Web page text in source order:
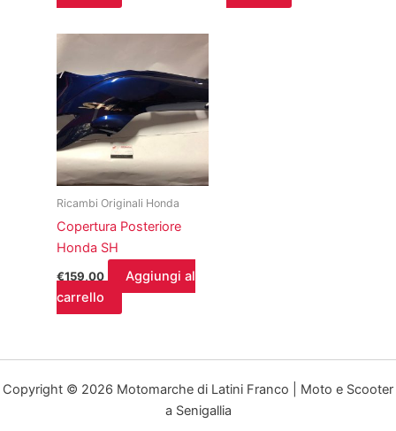
Ricambi Originali Honda
Copertura Posteriore
Honda SH
€159,00
Aggiungi al
carrello
Copyright © 2026 Motomarche di Latini Franco | Moto e Scooter
a Senigallia